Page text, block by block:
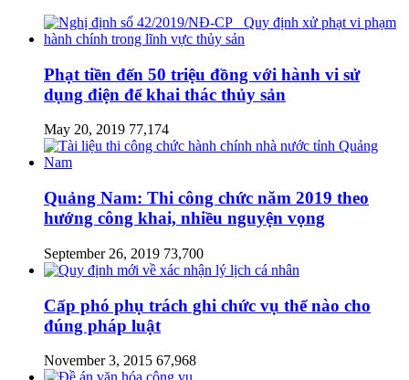
Phạt tiền đến 50 triệu đồng với hành vi sử
dụng điện để khai thác thủy sản
May 20, 2019 77,174
Quảng Nam: Thi công chức năm 2019 theo
hướng công khai, nhiều nguyện vọng
September 26, 2019 73,700
Cấp phó phụ trách ghi chức vụ thế nào cho
đúng pháp luật
November 3, 2015 67,968